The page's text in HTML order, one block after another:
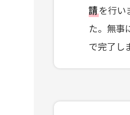
請を行い
た。無事
で完了し